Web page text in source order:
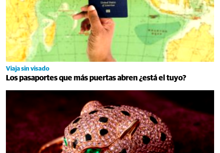
Viaja sin visado
Los pasaportes que más puertas abren ¿está el tuyo?